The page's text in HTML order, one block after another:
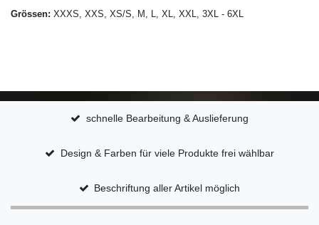
Grössen: XXXS, XXS, XS/S, M, L, XL, XXL, 3XL - 6XL
schnelle Bearbeitung & Auslieferung
Design & Farben für viele Produkte frei wählbar
Beschriftung aller Artikel möglich